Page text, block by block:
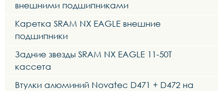
внешними подшипниками
Каретка SRAM NX EAGLE внешние
подшипники
Задние звезды SRAM NX EAGLE 11-50T
кассета
Втулки алюминий Novatec D471 + D472 на